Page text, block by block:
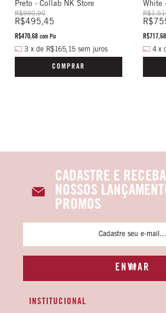
Preto - Collab NK Store
R$990,90
R$495,45
R$470,68 com Pix
3 x de R$165,15 sem juros
COMPRAR
White
R$717,68
4 x
CADASTRE E
NOSSOS
PROMOS
INSTITUCIONAL